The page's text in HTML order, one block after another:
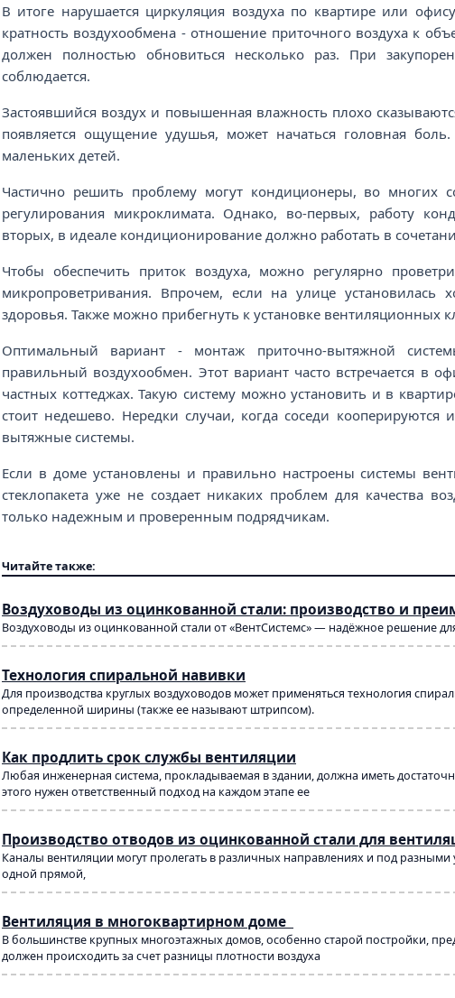
В итоге нарушается циркуляция воздуха по квартире или
кратность воздухообмена - отношение приточного воздуха к
должен полностью обновиться несколько раз. При
соблюдается.
Застоявшийся воздух и повышенная влажность плохо
появляется ощущение удушья, может начаться головная
маленьких детей.
Частично решить проблему могут кондиционеры, во многих
регулирования микроклимата. Однако, во-первых, работу
вторых, в идеале кондиционирование должно работать в
Чтобы обеспечить приток воздуха, можно регулярно
микропроветривания. Впрочем, если на улице установилась
здоровья. Также можно прибегнуть к установке вентиляционных
Оптимальный вариант - монтаж приточно-вытяжной
правильный воздухообмен. Этот вариант часто встречается в
частных коттеджах. Такую систему можно установить и в
стоит недешево. Нередки случаи, когда соседи кооперируются
вытяжные системы.
Если в доме установлены и правильно настроены системы
стеклопакета уже не создает никаких проблем для качества
только надежным и проверенным подрядчикам.
Читайте также:
Воздуховоды из оцинкованной стали: производство и
Воздуховоды из оцинкованной стали от «ВентСистемс» — надёжное решение
Технология спиральной навивки
Для производства круглых воздуховодов может применяться технология
определенной ширины (также ее называют штрипсом).
Как продлить срок службы вентиляции
Любая инженерная система, прокладываемая в здании, должна иметь
этого нужен ответственный подход на каждом этапе ее
Производство отводов из оцинкованной стали для
Каналы вентиляции могут пролегать в различных направлениях и под
одной прямой,
Вентиляция в многоквартирном доме
В большинстве крупных многоэтажных домов, особенно старой постройки,
должен происходить за счет разницы плотности воздуха